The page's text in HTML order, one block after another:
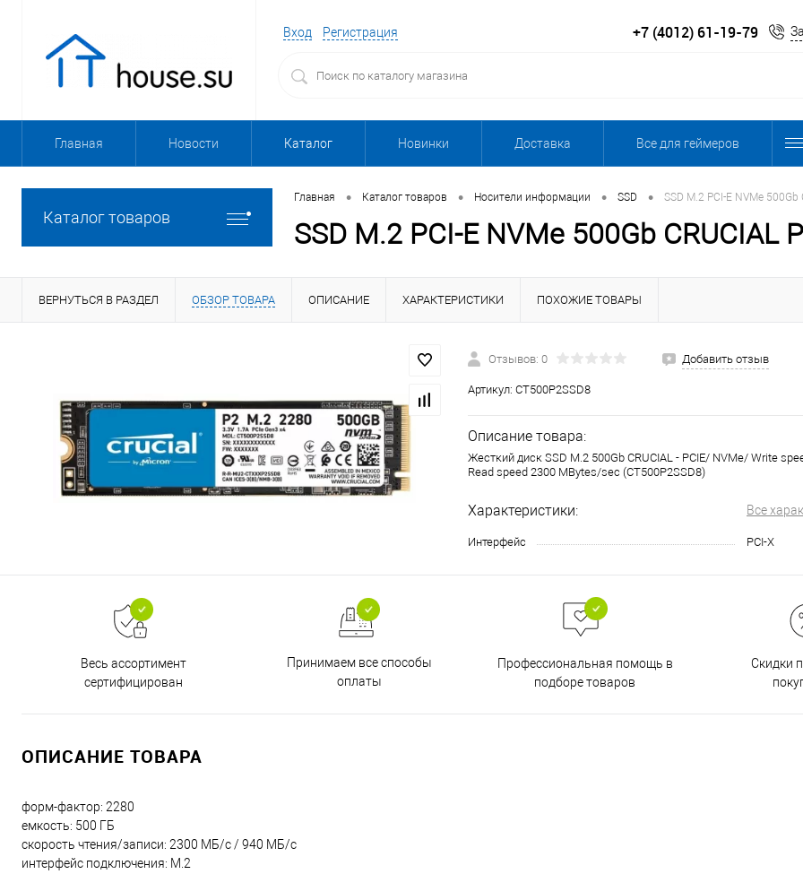
Вход Регистрация +7 (4012) 61-19-79
Главная Новости Каталог Новинки Доставка Все для геймеров
Каталог товаров
Главная • Каталог товаров • Носители информации • SSD • SSD M.2 PCI-E NVMe
SSD M.2 PCI-E NVMe 500Gb CRUCIAL
ВЕРНУТЬСЯ В РАЗДЕЛ ОБЗОР ТОВАРА ОПИСАНИЕ ХАРАКТЕРИСТИКИ ПОХОЖИЕ ТОВАРЫ
Отзывов: 0 Добавить отзыв
Артикул: CT500P2SSD8
Описание товара:
Жесткий диск SSD M.2 500Gb CRUCIAL - PCIE/ NVMe/ Write
Read speed 2300 MBytes/sec (CT500P2SSD8)
Характеристики: Все
Интерфейс PCI-X
Весь ассортимент
сертифицирован
Принимаем все способы
оплаты
Профессиональная помощь в
подборе товаров
Скидки
ОПИСАНИЕ ТОВАРА
форм-фактор: 2280
емкость: 500 ГБ
скорость чтения/записи: 2300 МБ/с / 940 МБ/с
интерфейс подключения: M.2